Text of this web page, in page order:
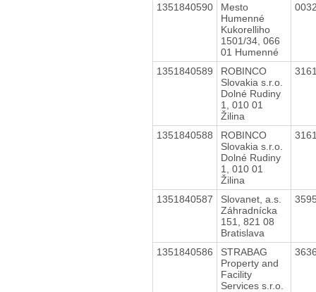
1351840590
Mesto
Humenné
Kukorelliho
1501/34, 066
01 Humenné
1351840589
ROBINCO
Slovakia s.r.o.
Dolné Rudiny
1, 010 01
Žilina
1351840588
ROBINCO
Slovakia s.r.o.
Dolné Rudiny
1, 010 01
Žilina
1351840587
Slovanet, a.s.
Záhradnícka
151, 821 08
Bratislava
1351840586
STRABAG
Property and
Facility
Services s.r.o.